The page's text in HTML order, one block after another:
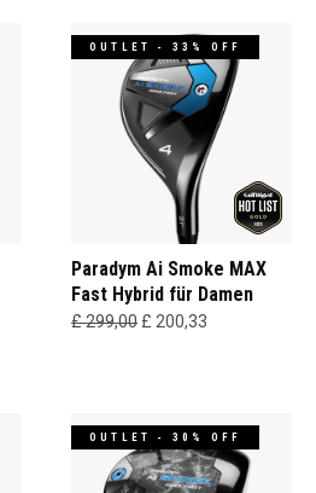
OUTLET - 33% OFF
Paradym Ai Smoke MAX
Fast Hybrid für Damen
£ 299,00 £ 200,33
OUTLET - 30% OFF